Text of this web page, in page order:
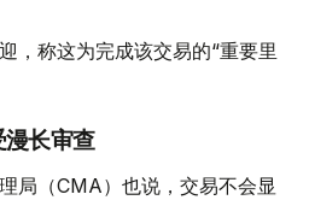
，称这为完成该交易的“重要里
长审查
局（CMA）也说，交易不会显